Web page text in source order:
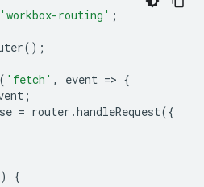
'workbox-routing' ;
();
( 'fetch' , event => {
;
= router .handleRequest({
)
{